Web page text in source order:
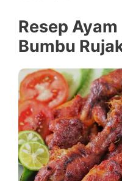
Resep
Bumbu